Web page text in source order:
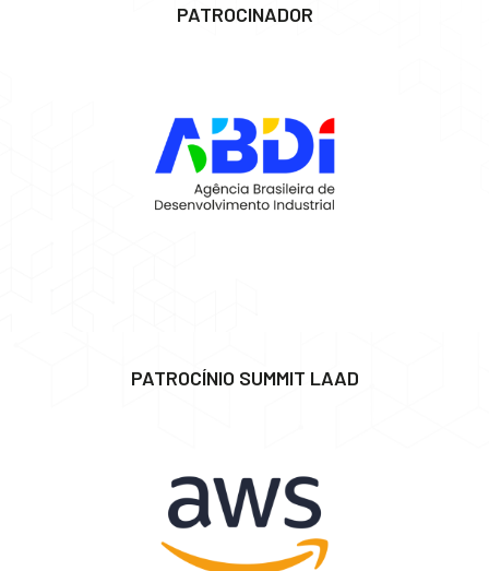
PATROCINADOR
PATROCÍNIO SUMMIT LAAD